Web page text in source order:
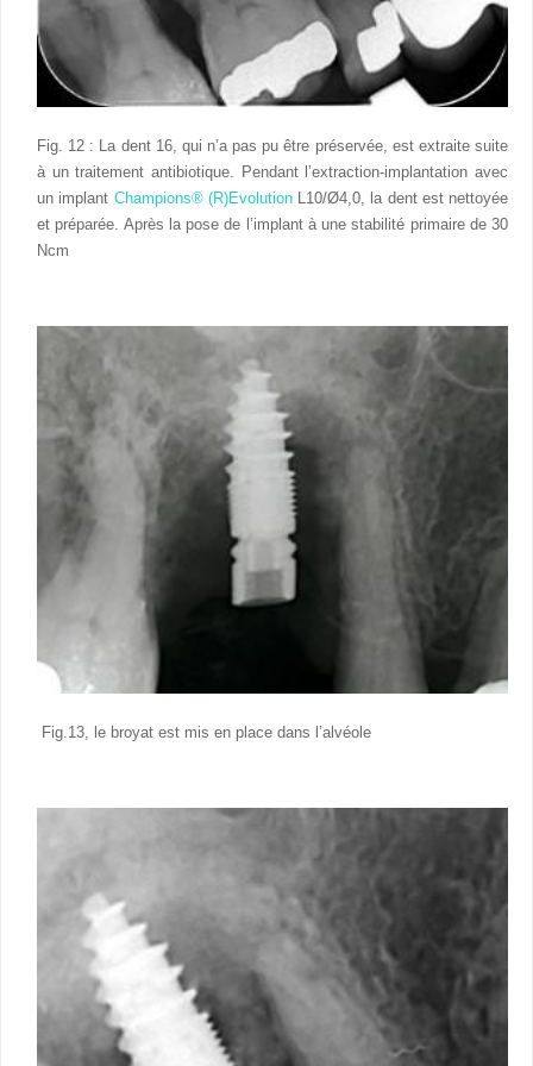
Fig. 12 : La dent 16, qui n’a pas pu être préservée, est extraite suite
à un traitement antibiotique. Pendant l’extraction-implantation avec
un implant Champions® (R)Evolution L10/Ø4,0, la dent est nettoyée
et préparée. Après la pose de l’implant à une stabilité primaire de 30
Ncm
Fig.13, le broyat est mis en place dans l’alvéole